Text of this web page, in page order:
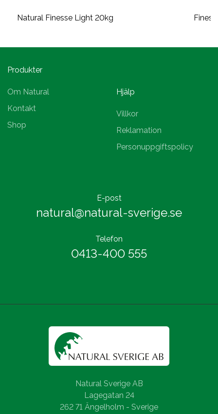
Natural Finesse Light 20kg
Produkter
Om Natural
Kontakt
Shop
Hjälp
Villkor
Reklamation
Personuppgiftspolicy
E-post
natural@natural-sverige.se
Telefon
0413-400 555
Natural Sverige AB
Lagegatan 24
262 71 Ängelholm - Sverige